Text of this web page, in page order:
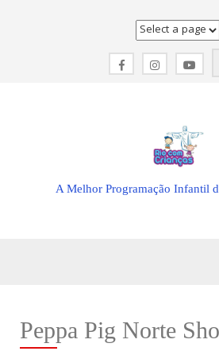
A Melhor Programação Infantil
Peppa Pig Norte